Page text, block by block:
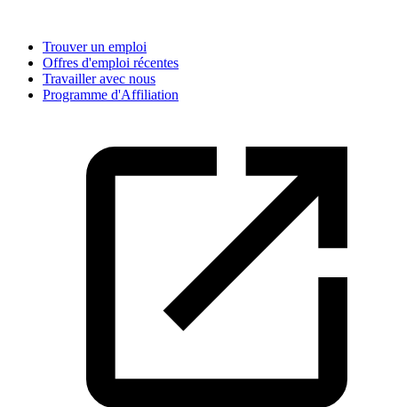
Trouver un emploi
Offres d'emploi récentes
Travailler avec nous
Programme d'Affiliation